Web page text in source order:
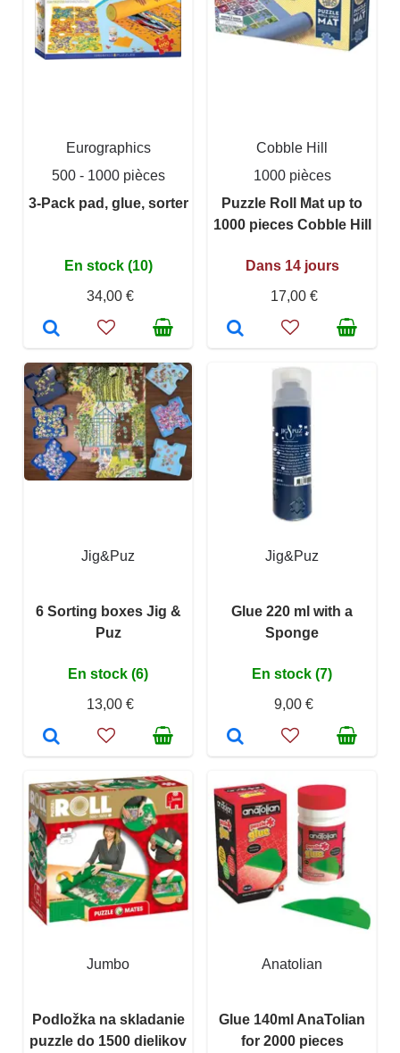
Eurographics
500 - 1000 pièces
3-Pack pad, glue, sorter
En stock (10)
34,00 €
Cobble Hill
1000 pièces
Puzzle Roll Mat up to
1000 pieces Cobble Hill
Dans 14 jours
17,00 €
Jig&Puz
6 Sorting boxes Jig &
Puz
En stock (6)
13,00 €
Jig&Puz
Glue 220 ml with a
Sponge
En stock (7)
9,00 €
Jumbo
Podložka na skladanie
puzzle do 1500 dielikov
Anatolian
Glue 140ml AnaTolian
for 2000 pieces